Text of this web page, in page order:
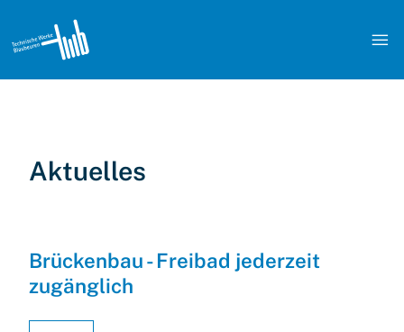

Aktuelles
Brückenbau - Freibad jederzeit
zugänglich